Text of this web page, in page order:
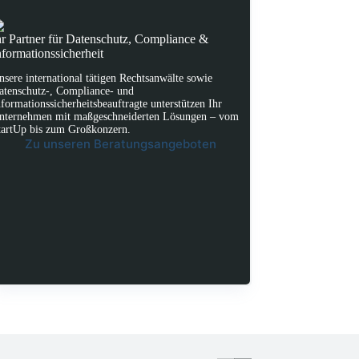
Partner für Datenschutz, Compliance &
international tätigen Rechtsanwälte sowie
, Compliance- und
unterstützen Ihr
mit maßgeschneiderten Lösungen – vom
bis zum Großkonzern.
Zu unseren Beratungsangeboten